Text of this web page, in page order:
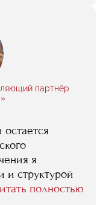
работы с
на
контакты.
и
и
партнёр
я
и структурой
базу
полностью